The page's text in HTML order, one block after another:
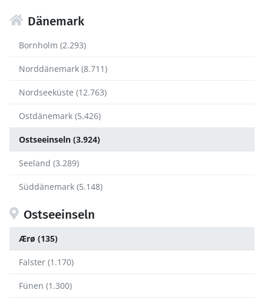
Dänemark
Bornholm (2.293)
Norddänemark (8.711)
Nordseeküste (12.763)
Ostdänemark (5.426)
Ostseeinseln (3.924)
Seeland (3.289)
Süddänemark (5.148)
Ostseeinseln
Ærø (135)
Falster (1.170)
Fünen (1.300)